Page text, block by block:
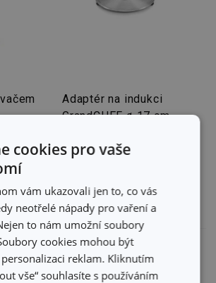
Adaptér na indukci
GrandCHEF ø 17 cm
Skladem v e-shopu
Do košíku
cookies pro vaše
vám ukazovali jen to, co vás
neotřelé nápady pro vaření a
to nám umožní soubory
cookies mohou být
reklam. Kliknutím
vše“ souhlasíte s používáním